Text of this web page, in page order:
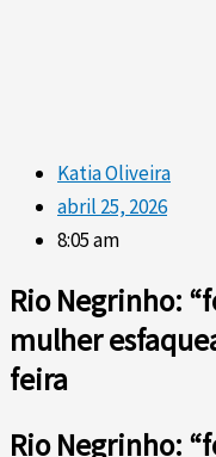
Katia Oliveira
abril 25, 2026
8:05 am
Rio Negrinho:
mulher
feira
Rio Negrinho: